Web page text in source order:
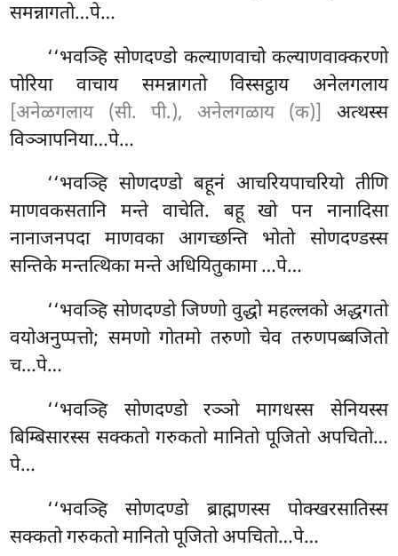
समन्नागतो…पे…
‘‘भवञ्हि सोणदण्डो कल्याणवाचो कल्याणवाक्करणो
पोरिया वाचाय समन्नागतो विस्सट्ठाय अनेलगलाय
[अनेळगलाय (सी. पी.), अनेलगळाय (क)]
अत्थस्स
विञ्ञापनिया…पे…
‘‘भवञ्हि सोणदण्डो बहूनं आचरियपाचरियो तीणि
माणवकसतानि मन्ते वाचेति. बहू खो पन नानादिसा
नानाजनपदा माणवका आगच्छन्ति भोतो सोणदण्डस्स
सन्तिके मन्तत्थिका मन्ते अधियितुकामा…पे…
‘‘भवञ्हि सोणदण्डो जिण्णो वुद्धो महल्लको अद्धगतो
वयोअनुप्पत्तो; समणो गोतमो तरुणो चेव तरुणपब्बजितो
च…पे…
‘‘भवञ्हि सोणदण्डो रञ्ञो मागधस्स सेनियस्स
बिम्बिसारस्स सक्कतो गरुकतो मानितो पूजितो अपचितो…
पे…
‘‘भवञ्हि सोणदण्डो ब्राह्मणस्स पोक्खरसातिस्स
सक्कतो गरुकतो मानितो पूजितो अपचितो…पे…